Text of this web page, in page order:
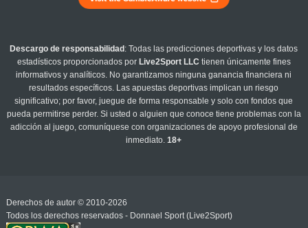
Descargo de responsabilidad : Todas las predicciones deportivas y los datos
estadísticos proporcionados por Live2Sport LLC tienen únicamente fines
informativos y analíticos. No garantizamos ninguna ganancia financiera ni
resultados específicos. Las apuestas deportivas implican un riesgo
significativo; por favor, juegue de forma responsable y solo con fondos que
pueda permitirse perder. Si usted o alguien que conoce tiene problemas con la
adicción al juego, comuníquese con organizaciones de apoyo profesional de
inmediato.18+
Derechos de autor © 2010-2026
Todos los derechos reservados - Donnael Sport (Live2Sport)